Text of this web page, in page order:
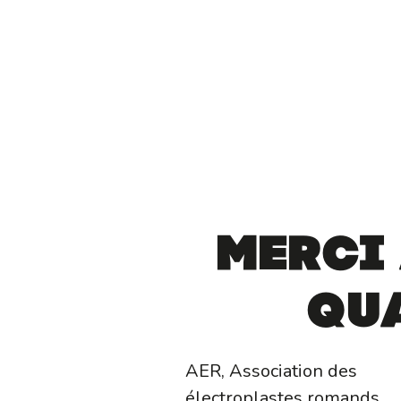
Merci
AER, Association des